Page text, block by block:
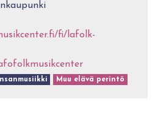
fi/lafolk-
Muu elävä perintö